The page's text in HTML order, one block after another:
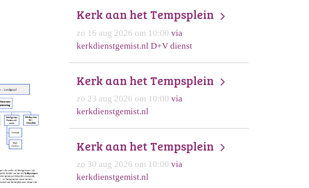
Kerk aan het Tempsplein
zo 16 aug 2026 om 10:00 via
kerkdienstgemist.nl D+V dienst
Kerk aan het Tempsplein
zo 23 aug 2026 om 10:00 via
kerkdienstgemist.nl
Kerk aan het Tempsplein
zo 30 aug 2026 om 10:00 via
kerkdienstgemist.nl